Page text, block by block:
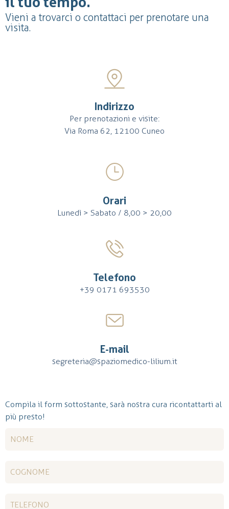
Vieni a trovarci o contattaci per prenotare una
visita.
Indirizzo
Per prenotazioni e visite:
Via Roma 62, 12100 Cuneo
Orari
Lunedì > Sabato / 8,00 > 20,00
Telefono
+39 0171 693530
E-mail
segreteria@spaziomedico-lilium.it
Compila il form sottostante, sarà nostra cura ricontattarti al
più presto!